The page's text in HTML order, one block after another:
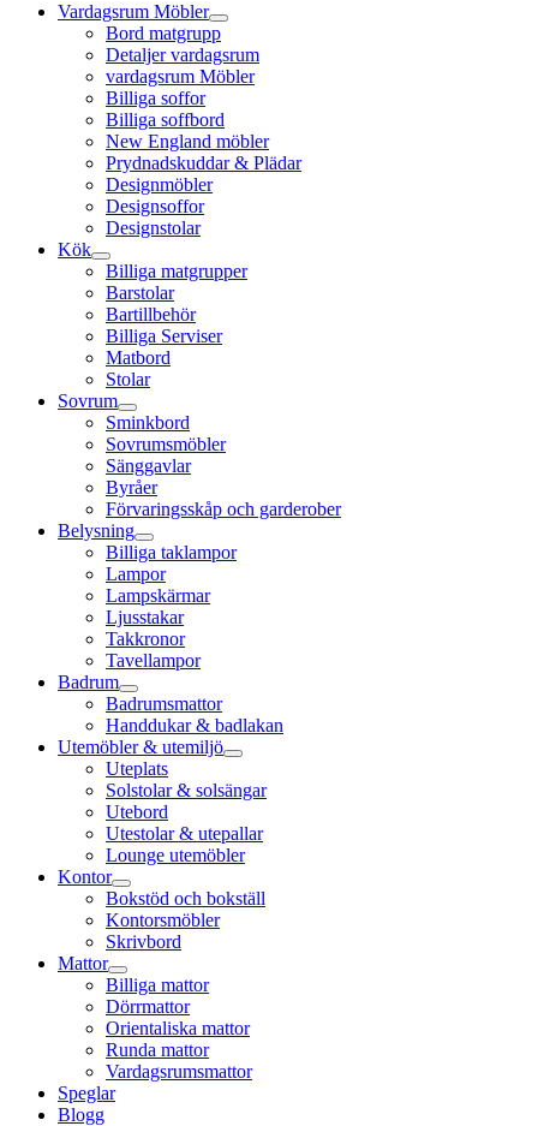
Vardagsrum Möbler
Bord matgrupp
Detaljer vardagsrum
vardagsrum Möbler
Billiga soffor
Billiga soffbord
New England möbler
Prydnadskuddar & Plädar
Designmöbler
Designsoffor
Designstolar
Kök
Billiga matgrupper
Barstolar
Bartillbehör
Billiga Serviser
Matbord
Stolar
Sovrum
Sminkbord
Sovrumsmöbler
Sänggavlar
Byråer
Förvaringsskåp och garderober
Belysning
Billiga taklampor
Lampor
Lampskärmar
Ljusstakar
Takkronor
Tavellampor
Badrum
Badrumsmattor
Handdukar & badlakan
Utemöbler & utemiljö
Uteplats
Solstolar & solsängar
Utebord
Utestolar & utepallar
Lounge utemöbler
Kontor
Bokstöd och bokställ
Kontorsmöbler
Skrivbord
Mattor
Billiga mattor
Dörrmattor
Orientaliska mattor
Runda mattor
Vardagsrumsmattor
Speglar
Blogg